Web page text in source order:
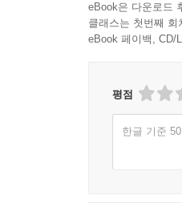
eBook은 다운로드
클래스는 첫번째
eBook 페이백, CD/
평점
한글 기준